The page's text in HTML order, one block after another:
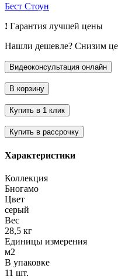
Бест Стоун
! Гарантия лучшей цены
Нашли дешевле? Снизим
Характеристики
Коллекция
Бногамо
Цвет
серый
Вес
28,5 кг
Единицы измерения
м2
В упаковке
11 шт.